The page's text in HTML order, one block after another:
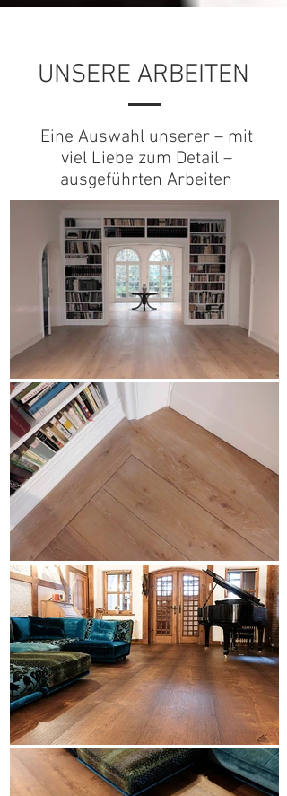
UNSERE ARBEITEN
Eine Auswahl unserer – mit
viel Liebe zum Detail –
ausgeführten Arbeiten